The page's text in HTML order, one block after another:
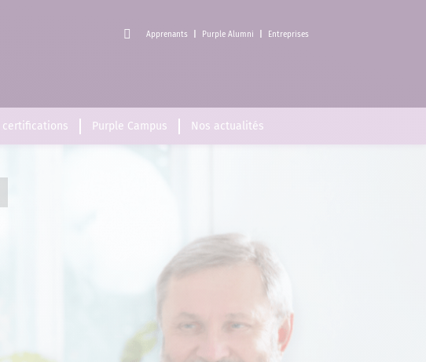
Apprenants Purple Alumni Entreprises
certifications Purple Campus Nos actualités